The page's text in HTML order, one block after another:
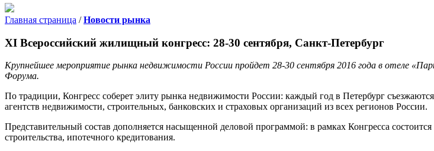
Главная страница / Новости рынка
XI Всероссийский жилищный конгресс: 28-30 сентября, Санкт-Петербург
Крупнейшее мероприятие рынка недвижимости России пройдет 28-30 сентября 2016 года в отеле
Форума.
По традиции, Конгресс соберет элиту рынка недвижимости России: каждый год в Петербург
агентств недвижимости, строительных, банковских и страховых организаций из всех регионов России.
Представительный состав дополняется насыщенной деловой программой: в рамках Конгресса
строительства, ипотечного кредитования.